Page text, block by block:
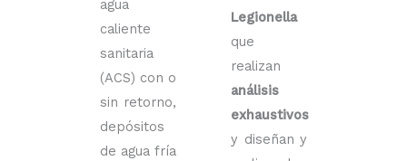
agua
caliente
sanitaria
(ACS) con o
sin retorno,
depósitos
de agua fría
Legionella
que
realizan
análisis
exhaustivos
y diseñan y